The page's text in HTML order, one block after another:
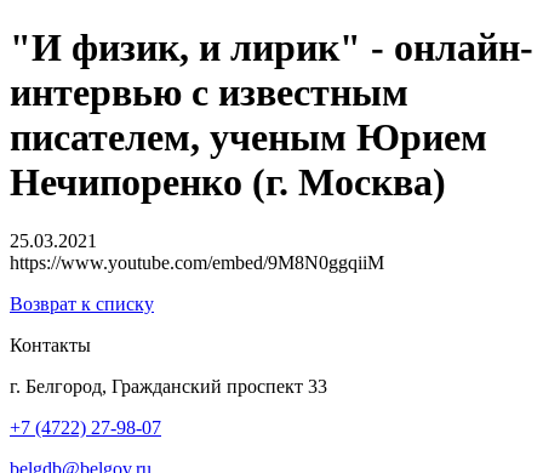
"И физик, и лирик" - онлайн-
интервью с известным
писателем, ученым Юрием
Нечипоренко (г. Москва)
25.03.2021
https://www.youtube.com/embed/9M8N0ggqiiM
Возврат к списку
Контакты
г. Белгород, Гражданский проспект 33
+7 (4722) 27-98-07